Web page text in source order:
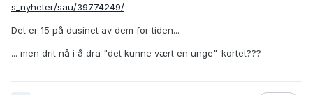
s_nyheter/sau/39774249/
Det er 15 på dusinet av dem for tiden...
... men drit nå i å dra "det kunne vært en unge"-kortet???